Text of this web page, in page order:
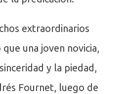
extraordinarios
una joven novicia,
y la piedad,
Fournet, luego de